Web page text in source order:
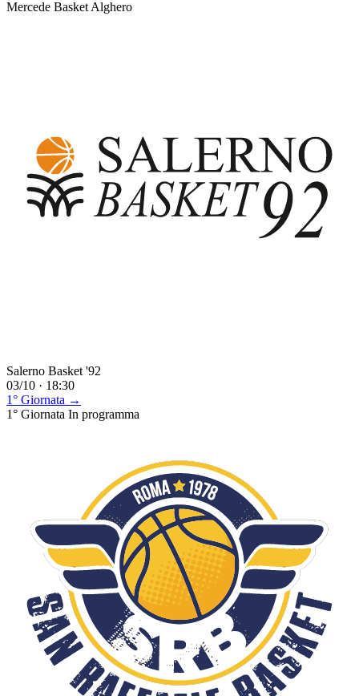
Mercede Basket Alghero
Salerno Basket '92
03/10 · 18:30
1° Giornata →
1° Giornata In programma